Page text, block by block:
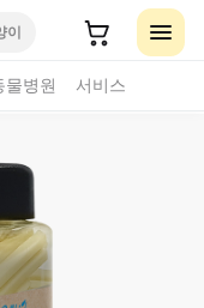
이
물병원 서비스